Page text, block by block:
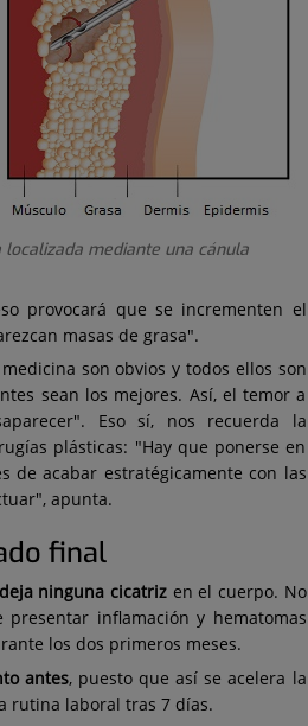
mediante una cánula
provocará que se incrementen el
masas de grasa".
son obvios y todos ellos son
sean los mejores. Así, el temor a
Eso sí, nos recuerda la
plásticas: "Hay que ponerse en
de acabar estratégicamente con las
apunta.
final
ninguna cicatriz en el cuerpo. No
inflamación y hematomas
los dos primeros meses.
antes, puesto que así se acelera la
rutina laboral tras 7 días.